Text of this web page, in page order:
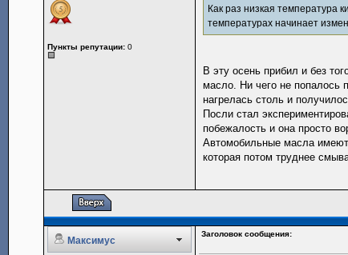
Пункты репутации:0
Как раз низкая температура
температурах начинает
В эту осень прибил и без
масло. Ни чего не попалось
нагрелась столь и
Посли стал
побежалость и она просто
Автомобильные масла
которая потом труднее
Максимус
Заголовок сообщения: